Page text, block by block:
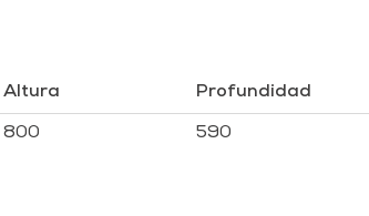
Altura Profundidad
800 590